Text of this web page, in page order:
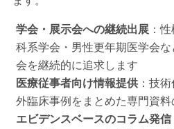
学会・展示会への継続出展 ：
科系学会・男性更年期医学会
会を継続的に追求します
医療従事者向け情報提供 ：技
外臨床事例をまとめた専門資
エビデンスベースのコラム発信